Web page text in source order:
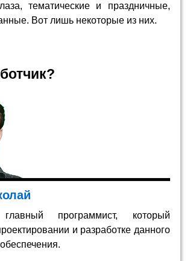
тематические и праздничные,
Вот лишь некоторые из них.
программист, который
и разработке данного